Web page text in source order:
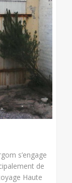
s’engage
de
Haute